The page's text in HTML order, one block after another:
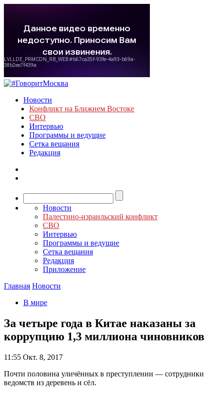
Новости
Конфликт на Ближнем Востоке
СВО
Интервью
Программы и ведущие
Сетка вещания
Редакция
Новости
Палестино-израильский конфликт
СВО
Интервью
Программы и ведущие
Сетка вещания
Редакция
Приложение
Главная Новости
В мире
За четыре года в Китае наказаны за
коррупцию 1,3 миллиона чиновников
11:55 Окт. 8, 2017
Почти половина уличённых в преступлении — сотрудники
ведомств из деревень и сёл.